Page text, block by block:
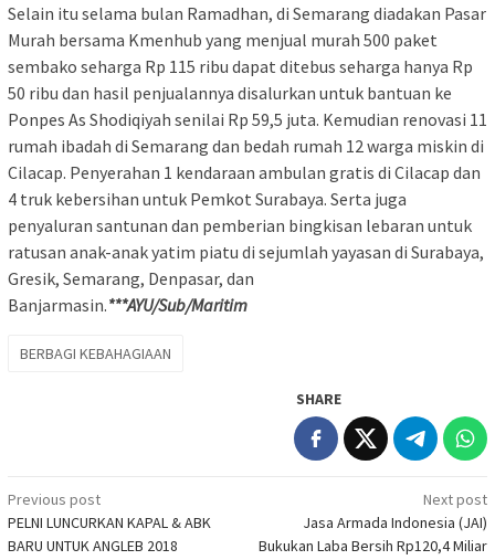
Selain itu selama bulan Ramadhan, di Semarang diadakan Pasar
Murah bersama Kmenhub yang menjual murah 500 paket
sembako seharga Rp 115 ribu dapat ditebus seharga hanya Rp
50 ribu dan hasil penjualannya disalurkan untuk bantuan ke
Ponpes As Shodiqiyah senilai Rp 59,5 juta. Kemudian renovasi 11
rumah ibadah di Semarang dan bedah rumah 12 warga miskin di
Cilacap. Penyerahan 1 kendaraan ambulan gratis di Cilacap dan
4 truk kebersihan untuk Pemkot Surabaya. Serta juga
penyaluran santunan dan pemberian bingkisan lebaran untuk
ratusan anak-anak yatim piatu di sejumlah yayasan di Surabaya,
Gresik, Semarang, Denpasar, dan
Banjarmasin.***AYU/Sub/Maritim
BERBAGI KEBAHAGIAAN
SHARE
Post
navigation
Previous post
PELNI LUNCURKAN KAPAL & ABK
BARU UNTUK ANGLEB 2018
Next post
Jasa Armada Indonesia (JAI)
Bukukan Laba Bersih Rp120,4 Miliar